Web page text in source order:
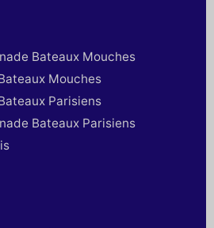
Bateaux Mouches
Mouches
Parisiens
Bateaux Parisiens